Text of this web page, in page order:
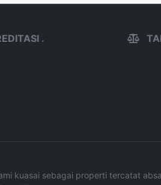
.
kuasai sebagai properti tercatat